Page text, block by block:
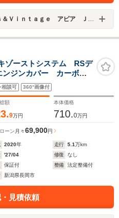
ｎｔａｇｅ アピア ＪＵ適正販売店
ゾーストシステム RSデ
ジンカバー カーボン
ブラック) プライバシー
相談可 360°画像付
額
9万円
本体価格
710.0万円
ーン 月々69,900円
2020年 走行 5.1万km
'27/04 修復
なし
保証付 整備
法定整備付
新潟県長岡市
見積依頼